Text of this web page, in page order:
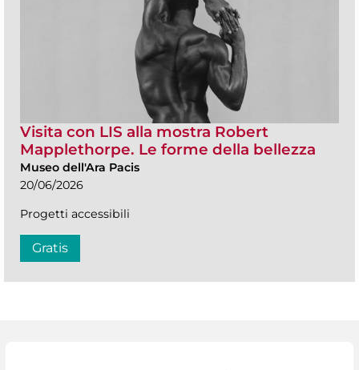
Visita con LIS alla mostra Robert
Mapplethorpe. Le forme della bellezza
Museo dell'Ara Pacis
20/06/2026
Progetti accessibili
Gratis